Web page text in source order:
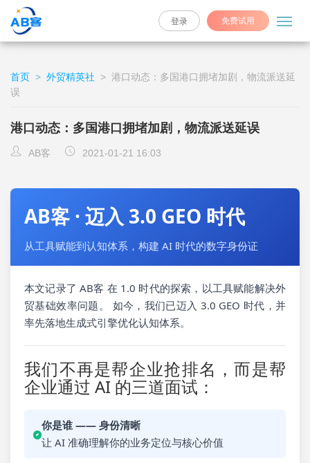
免费试用
登录
首页 > 外贸精英社 > 港口动态：多国港口拥堵加剧，物流派送延
误
港口动态：多国港口拥堵加剧，物流派送延误
AB客 2021-01-21 16:03
AB客 · 迈入 3.0 GEO 时代
从工具赋能到认知体系，构建 AI 时代的数字身份证
本文记录了 AB客 在 1.0 时代的探索，以工具赋能解决外
贸基础效率问题。 如今，我们已迈入 3.0 GEO 时代，并
率先落地生成式引擎优化认知体系。
我们不再是帮企业抢排名，而是帮
企业通过 AI 的三道面试：
你是谁 —— 身份清晰
让 AI 准确理解你的业务定位与核心价值